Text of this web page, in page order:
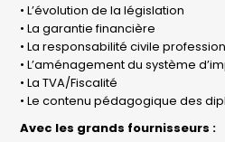
• L’évolution de la législation
• La garantie financière
• La responsabilité civile
• L’aménagement du système
• La TVA/Fiscalité
• Le contenu pédagogique des
Avec les grands fournisseurs :